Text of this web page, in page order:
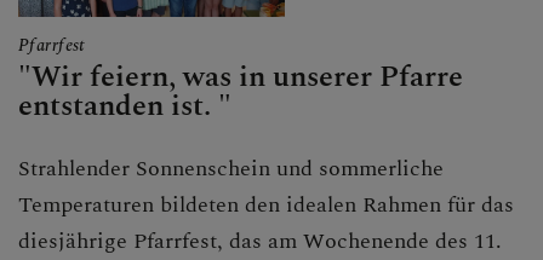
ANDREASKIRCHE
KARDINAL FRANZ
KÖNIG
Pfarrfest
"Wir feiern, was in unserer Pfarre
entstanden ist. "
Strahlender Sonnenschein und sommerliche
Temperaturen bildeten den idealen Rahmen für das
diesjährige Pfarrfest, das am Wochenende des 11.